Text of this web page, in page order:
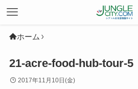
ホーム
21-acre-food-hub-tour-5
2017年11月10日(金)